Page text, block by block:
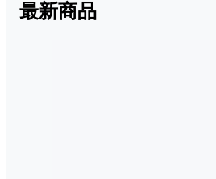
最新商品